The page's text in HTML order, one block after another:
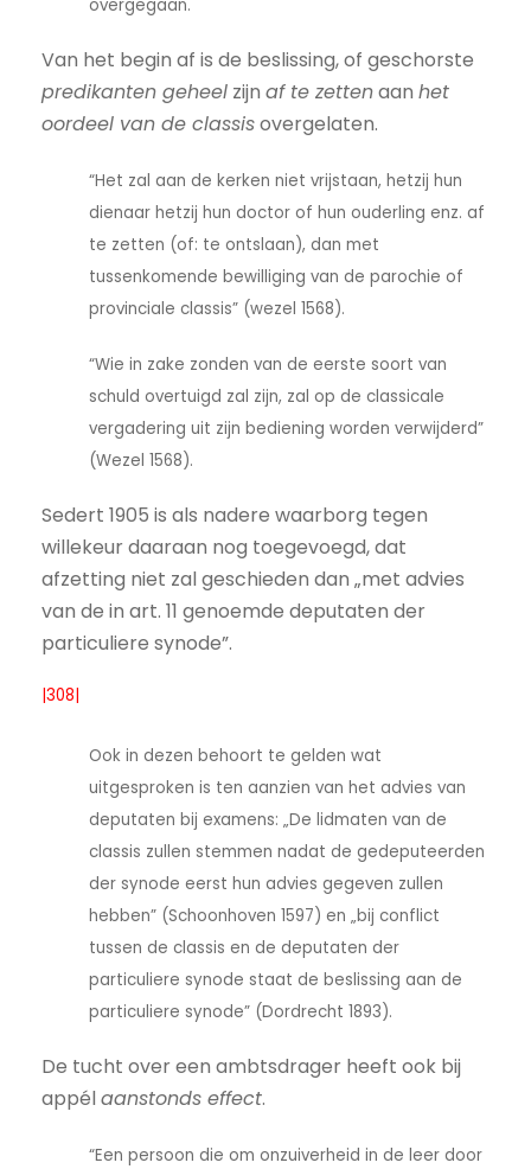
overgegaan.
Van het begin af is de beslissing, of geschorste
predikanten geheel zijn af te zettenaan het
oordeel van de classisovergelaten.
“Het zal aan de kerken niet vrijstaan, hetzij hun
dienaar hetzij hun doctor of hun ouderling enz. af
te zetten (of: te ontslaan), dan met
tussenkomende bewilliging van de parochie of
provinciale classis” (wezel 1568).
“Wie in zake zonden van de eerste soort van
schuld overtuigd zal zijn, zal op de classicale
vergadering uit zijn bediening worden verwijderd”
(Wezel 1568).
Sedert 1905 is als nadere waarborg tegen
willekeur daaraan nog toegevoegd, dat
afzetting niet zal geschieden dan „met advies
van de in art. 11 genoemde deputaten der
particuliere synode”.
|308|
Ook in dezen behoort te gelden wat
uitgesproken is ten aanzien van het advies van
deputaten bij examens: „De lidmaten van de
classis zullen stemmen nadat de gedeputeerden
der synode eerst hun advies gegeven zullen
hebben” (Schoonhoven 1597) en „bij conflict
tussen de classis en de deputaten der
particuliere synode staat de beslissing aan de
particuliere synode” (Dordrecht 1893).
De tucht over een ambtsdrager heeft ook bij
appél aanstonds effect.
“Een persoon die om onzuiverheid in de leer door